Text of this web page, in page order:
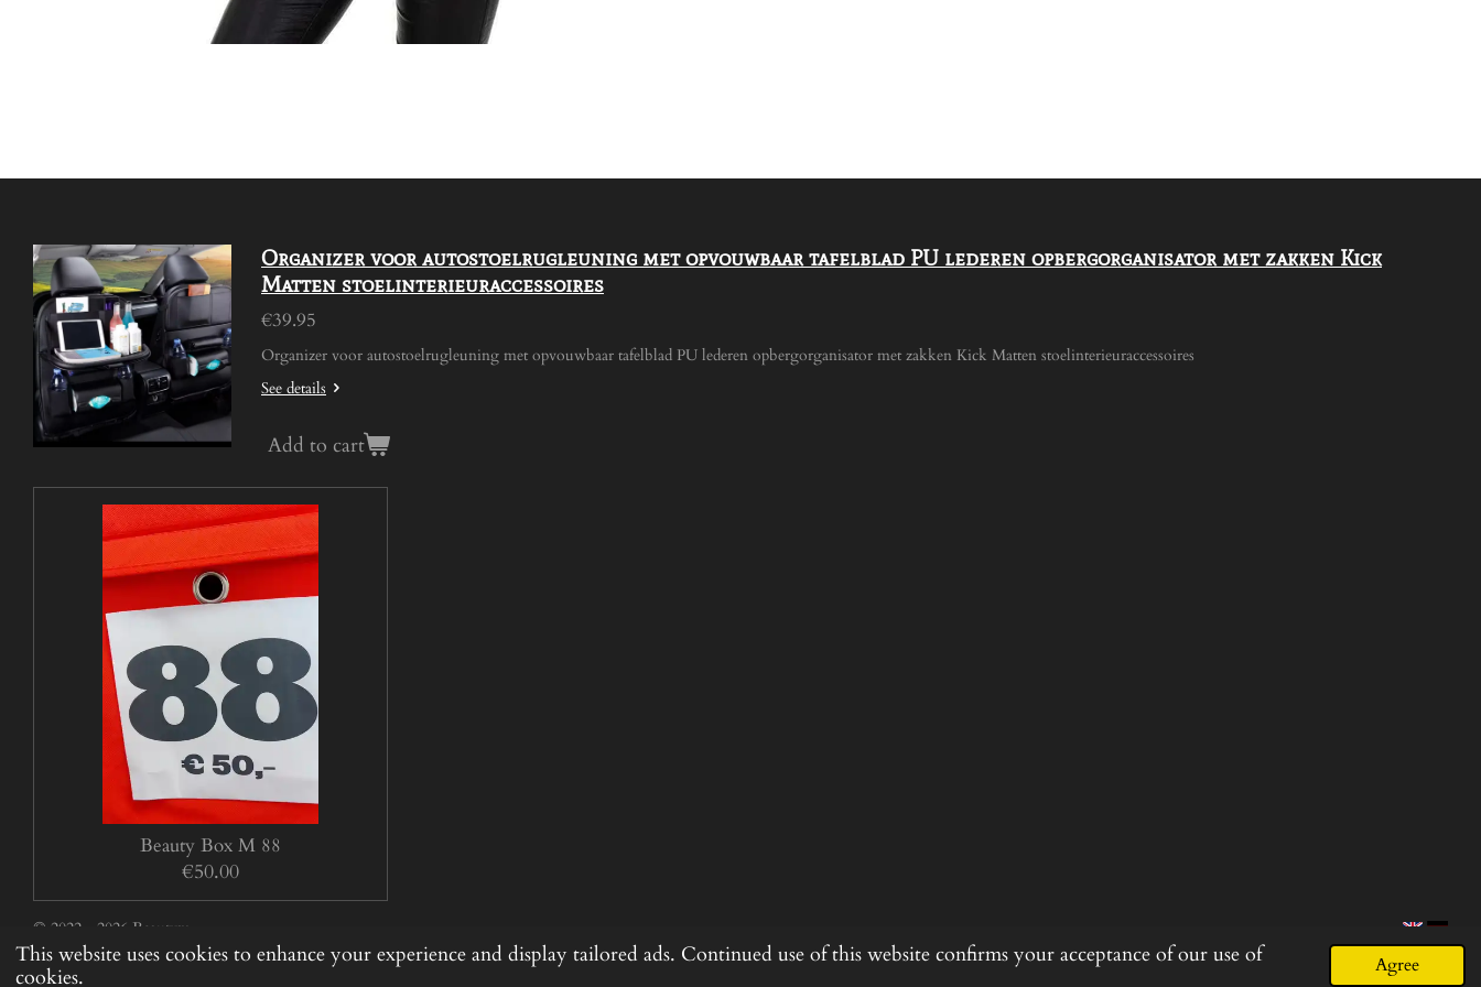
This website uses cookies to enhance your experience and display tailored ads. Continued use of this website confirms your acceptance of our use of
cookies.
Agree
Organizer voor autostoelrugleuning met opvouwbaar tafelblad PU lederen opbergorganisator met zakken Kick
Matten stoelinterieuraccessoires
€39.95
Organizer voor autostoelrugleuning met opvouwbaar tafelblad PU lederen opbergorganisator met zakken Kick Matten stoelinterieuraccessoires
See details
Add to cart
Beauty Box M 88
€50.00
© 2022 - 2026 Beautym